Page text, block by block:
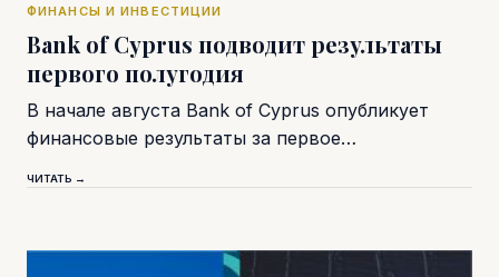
ФИНАНСЫ И ИНВЕСТИЦИИ
Bank of Cyprus подводит результаты
первого полугодия
В начале августа Bank of Cyprus опубликует
финансовые результаты за первое…
ЧИТАТЬ →